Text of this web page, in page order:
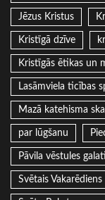
Jēzus Kristus
Kristīgā dzīve
Kristīgās ētikas un
Lasāmviela ticības
Mazā katehisma
par lūgšanu
Pāvila vēstules
Svētais Vakarēdiens